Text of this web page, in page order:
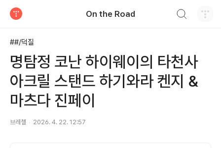
On the Road
##/덕질
명탐정 코난 하이웨이의 타천사
아크릴 스탠드 하기와라 켄지 &
마츠다 진페이
브레첼 2026. 4. 22. 12:57